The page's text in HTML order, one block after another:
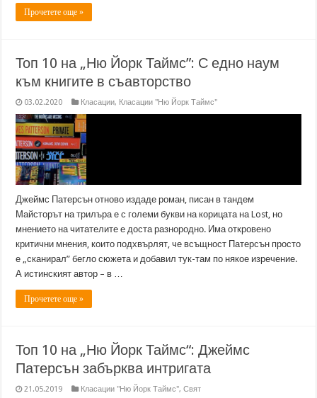
Прочетете още »
Топ 10 на „Ню Йорк Таймс”: С едно наум
към книгите в съавторство
03.02.2020 Класации, Класации "Ню Йорк Таймс"
Джеймс Патерсън отново издаде роман, писан в тандем
Майсторът на трилъра е с големи букви на корицата на Lost, но
мнението на читателите е доста разнородно. Има откровено
критични мнения, които подхвърлят, че всъщност Патерсън просто
е „сканирал” бегло сюжета и добавил тук-там по някое изречение.
А истинският автор – в …
Прочетете още »
Топ 10 на „Ню Йорк Таймс“: Джеймс
Патерсън забърква интригата
21.05.2019 Класации "Ню Йорк Таймс",Свят